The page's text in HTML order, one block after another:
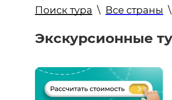
Поиск тура \ Все страны \
Экскурсионные